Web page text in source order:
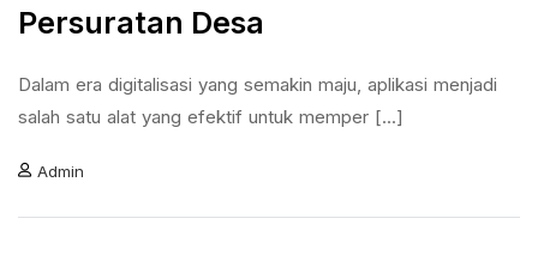
Persuratan Desa
Dalam era digitalisasi yang semakin maju, aplikasi menjadi
salah satu alat yang efektif untuk memper [...]
Admin